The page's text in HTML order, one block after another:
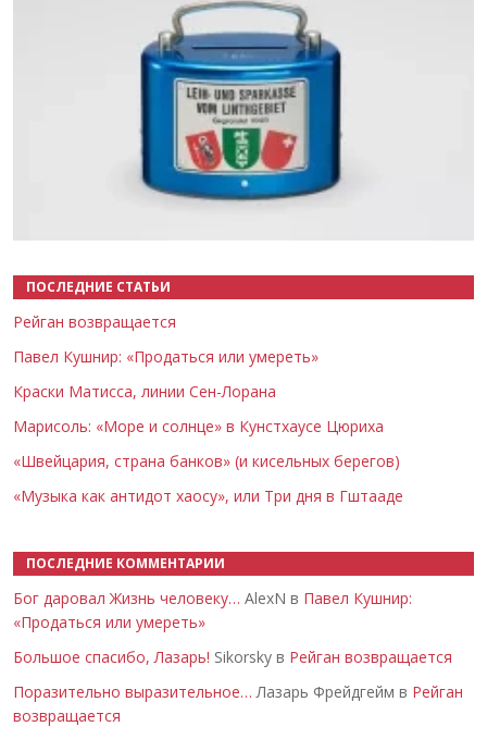
ПОСЛЕДНИЕ СТАТЬИ
Рейган возвращается
Павел Кушнир: «Продаться или умереть»
Краски Матисса, линии Сен-Лорана
Марисоль: «Море и солнце» в Кунстхаусе Цюриха
«Швейцария, страна банков» (и кисельных берегов)
«Музыка как антидот хаосу», или Три дня в Гштааде
ПОСЛЕДНИЕ КОММЕНТАРИИ
Бог даровал Жизнь человеку… AlexN в Павел Кушнир:
«Продаться или умереть»
Большое спасибо, Лазарь! Sikorsky в Рейган возвращается
Поразительно выразительное… Лазарь Фрейдгейм в Рейган
возвращается